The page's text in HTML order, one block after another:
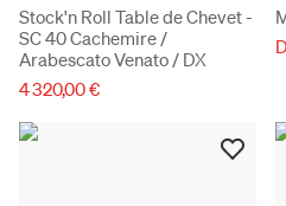
Stock'n Roll Table de Chevet -
SC 40 Cachemire /
Arabescato Venato / DX
4 320,00 €